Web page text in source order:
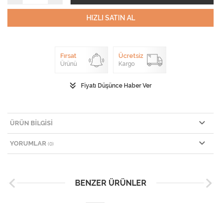
HIZLI SATIN AL
Fırsat
Ürünü
Ücretsiz
Kargo
Fiyatı Düşünce Haber Ver
ÜRÜN BILGISI
YORUMLAR (0)
BENZER ÜRÜNLER